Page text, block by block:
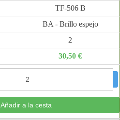
TF-506 B
BA - Brillo espejo
2
30,50 €
Añadir a la cesta